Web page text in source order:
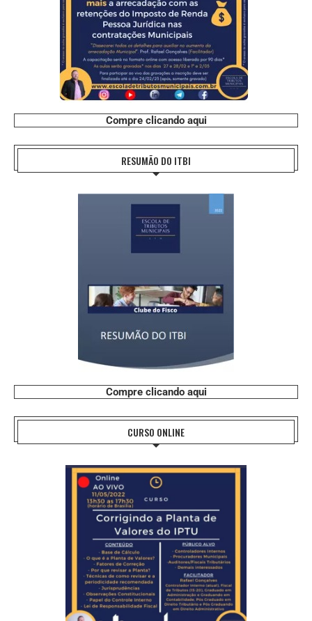
Compre clicando aqui
RESUMÃO DO ITBI
Compre clicando aqui
CURSO ONLINE